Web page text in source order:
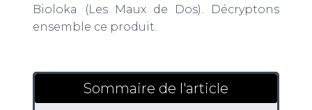
Bioloka (Les Maux de Dos). Décryptons
ensemble ce produit.
Sommaire de l'article